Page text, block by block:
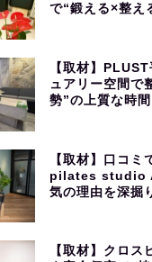
で“鍛える×整え
【取材】
ュアリー空間で
勢”の上質な時間
【取材】口コミ
pilates studio
気の理由を深掘
【取材】クロス